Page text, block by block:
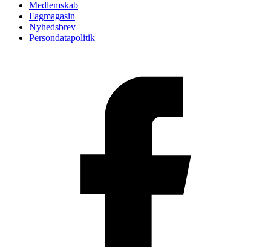
Medlemskab
Fagmagasin
Nyhedsbrev
Persondatapolitik